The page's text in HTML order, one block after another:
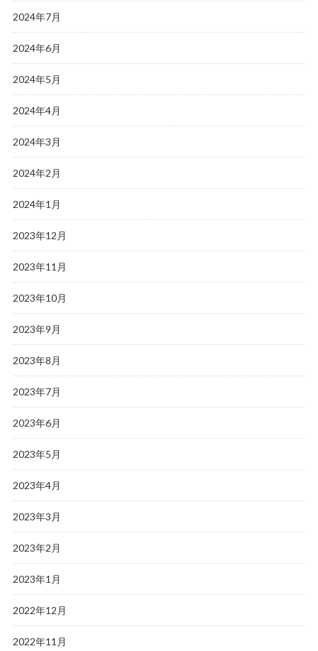
2024年7月
2024年6月
2024年5月
2024年4月
2024年3月
2024年2月
2024年1月
2023年12月
2023年11月
2023年10月
2023年9月
2023年8月
2023年7月
2023年6月
2023年5月
2023年4月
2023年3月
2023年2月
2023年1月
2022年12月
2022年11月